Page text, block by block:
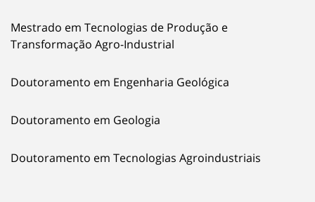
Mestrado em Tecnologias de Produção e
Transformação Agro-Industrial
Doutoramento em Engenharia Geológica
Doutoramento em Geologia
Doutoramento em Tecnologias Agroindustriais